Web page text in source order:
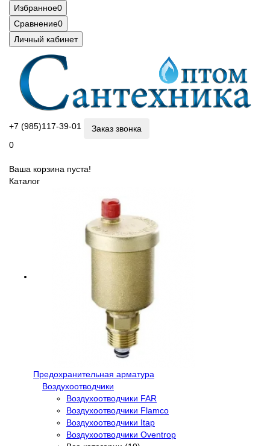
Избранное0
Сравнение0
Личный кабинет
+7 (985)117-39-01
Заказ звонка
0
Ваша корзина пуста!
Каталог
Предохранительная арматура
Воздухоотводчики
Воздухоотводчики FAR
Воздухоотводчики Flamco
Воздухоотводчики Itap
Воздухоотводчики Oventrop